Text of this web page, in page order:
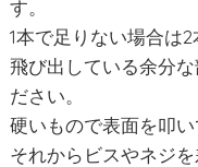
す。
1本で足りない場合は
飛び出している余分
ださい。
硬いもので表面を叩
それからビスやネジ